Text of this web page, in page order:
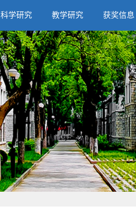
科学研究 教学研究 获奖信息